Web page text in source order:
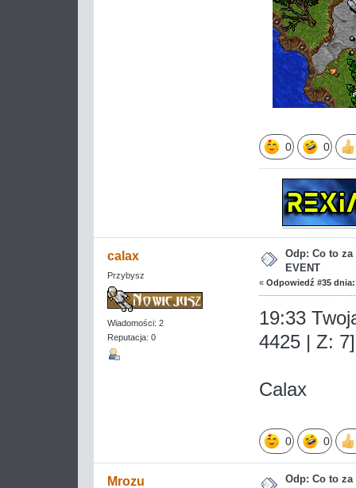
0 0
calax
Przybysz
Wiadomości: 2
Reputacja: 0
Odp: Co to za
EVENT
« Odpowiedź #35 dnia:
19:33
4425 | Z: 7]
Calax
0 0
Mrozu
Odp: Co to za